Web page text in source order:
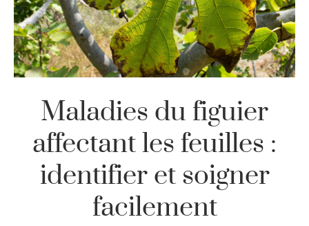
Maladies du figuier
affectant les feuilles :
identifier et soigner
facilement